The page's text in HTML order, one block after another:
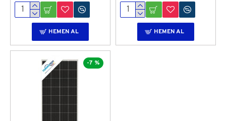
HEMEN AL HEMEN AL
-7 %